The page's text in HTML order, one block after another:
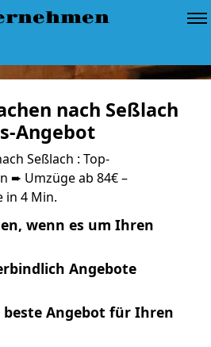
nach Seßlach
Angebot
Seßlach : Top-
➨ Umzüge ab 84€ –
in 4 Min.
wenn es um Ihren
Angebote
beste Angebot für Ihren